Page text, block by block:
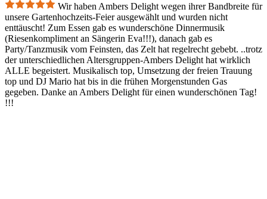
Wir haben Ambers Delight wegen ihrer Bandbreite für
unsere Gartenhochzeits-Feier ausgewählt und wurden nicht
enttäuscht! Zum Essen gab es wunderschöne Dinnermusik
(Riesenkompliment an Sängerin Eva!!!), danach gab es
Party/Tanzmusik vom Feinsten, das Zelt hat regelrecht gebebt. ..trotz
der unterschiedlichen Altersgruppen-Ambers Delight hat wirklich
ALLE begeistert. Musikalisch top, Umsetzung der freien Trauung
top und DJ Mario hat bis in die frühen Morgenstunden Gas
gegeben. Danke an Ambers Delight für einen wunderschönen Tag!
!!!